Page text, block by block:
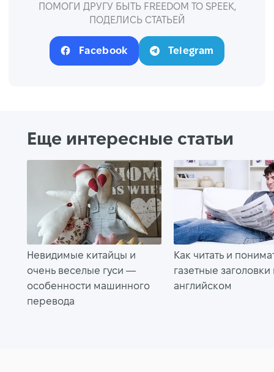
ПОМОГИ ДРУГУ БЫТЬ FREEDOM TO SPEEK,
ПОДЕЛИСЬ СТАТЬЕЙ
Facebook Telegram
Еще интересные статьи
Невидимые китайцы и
очень веселые гуси —
особенности машинного
перевода
Как читать и
газетные заголовки
английском